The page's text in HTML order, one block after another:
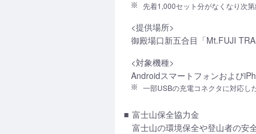
先着1,000セット分がなくなり次第
<提供場所>
御殿場口新五合目「Mt.FUJI
<対象機種>
Androidスマートフォンおよび
一部USBの充電コネクタに対応し
■ 富士山保全協力金
富士山の環境保全や登山者の安